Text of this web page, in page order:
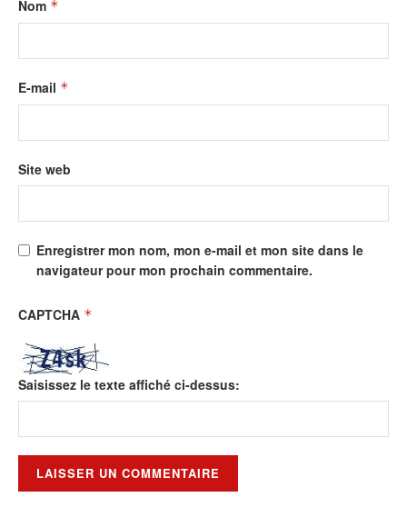
Nom *
E-mail *
Site web
Enregistrer mon nom, mon e-mail et mon site dans le
navigateur pour mon prochain commentaire.
CAPTCHA *
Saisissez le texte affiché ci-dessus: